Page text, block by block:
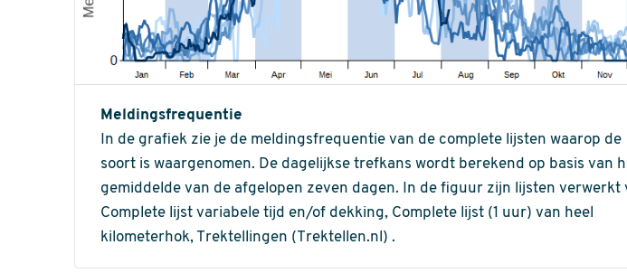
Meldingsfrequentie
In de grafiek zie je de meldingsfrequentie van de complete lijsten waarop de
soort is waargenomen. De dagelijkse trefkans wordt berekend op basis van
gemiddelde van de afgelopen zeven dagen. In de figuur zijn lijsten verwerkt
Complete lijst variabele tijd en/of dekking, Complete lijst (1 uur) van heel
kilometerhok, Trektellingen (Trektellen.nl) .